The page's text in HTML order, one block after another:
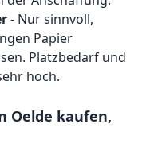
- Nur sinnvoll,
Papier
Platzbedarf und
hoch.
Oelde kaufen,